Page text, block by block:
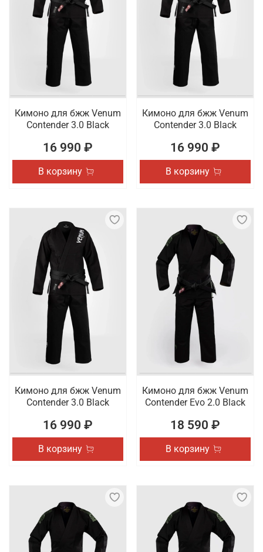
Кимоно для бжж Venum
Contender 3.0 Black
16 990 ₽
В корзину
Кимоно для бжж Venum
Contender 3.0 Black
16 990 ₽
В корзину
Кимоно для бжж Venum
Contender 3.0 Black
16 990 ₽
В корзину
Кимоно для бжж Venum
Contender Evo 2.0 Black
18 590 ₽
В корзину